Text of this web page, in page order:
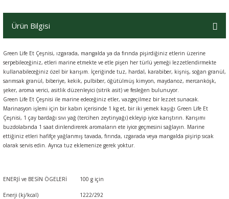
Ürün Bilgisi
Green Life Et Çeşnisi, ızgarada, mangalda ya da fırında pişirdiğiniz etlerin üzerine
serpebileceğiniz, etleri marine etmekte ve etle pişen her türlü yemeği lezzetlendirmekte
kullanabileceğiniz özel bir karışım. İçeriğinde tuz, hardal, karabiber, kişniş, soğan granül,
sarımsak granül, biberiye, kekik, pulbiber, öğütülmüş kimyon, maydanoz, mercanköşk,
şeker, aroma verici, asitlik düzenleyici (sitrik asit) ve fesleğen bulunuyor.
Green Life Et Çeşnisi ile marine edeceğiniz etler, vazgeçilmez bir lezzet sunacak.
Marinasyon işlemi için bir kabın içerisinde 1 kg et, bir iki yemek kaşığı Green Life Et
Çeşnisi, 1 çay bardağı sıvı yağ (tercihen zeytinyağı) ekleyip iyice karıştırın. Karışımı
buzdolabında 1 saat dinlendirerek aromaların ete iyice geçmesini sağlayın. Marine
ettiğiniz etleri hafifçe yağlanmış tavada, fırında, ızgarada veya mangalda pişirip sıcak
olarak servis edin. Ayrıca tuz eklemenize gerek yoktur.
ENERJİ ve BESİN ÖGELERİ 100 g için
Enerji (kj/kcal)
1222/292